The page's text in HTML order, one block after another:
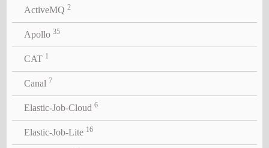
ActiveMQ 2
Apollo 35
CAT 1
Canal 7
Elastic-Job-Cloud 6
Elastic-Job-Lite 16